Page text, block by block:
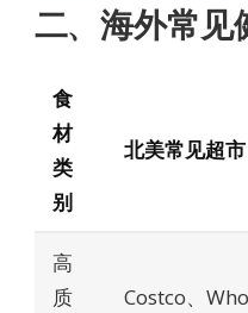
二、海外常见
食
材
类
别
北美常见超市
高
质
Costco、